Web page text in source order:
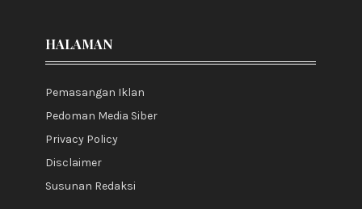
HALAMAN
Pemasangan Iklan
Pedoman Media Siber
Privacy Policy
Disclaimer
Susunan Redaksi